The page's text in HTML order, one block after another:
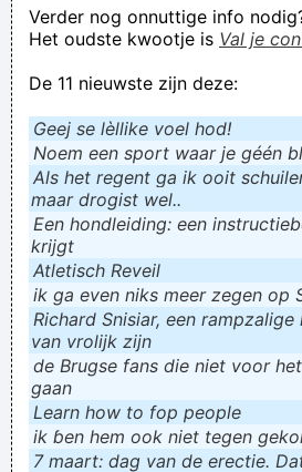
Verder nog onnuttige info
Het oudste kwootje is Val je
De 11 nieuwste zijn deze:
Geej se lèllike voel hod!
Noem een sport waar je géén
Als het regent ga ik ooit
maar drogist wel..
Een hondleiding: een
krijgt
Atletisch Reveil
ik ga even niks meer zegen op
Richard Snisiar, een
van vrolijk zijn
de Brugse fans die niet voor
gaan
Learn how to fop people
ik ɓen hem ook niet tegen
7 maart: dag van de erectie.